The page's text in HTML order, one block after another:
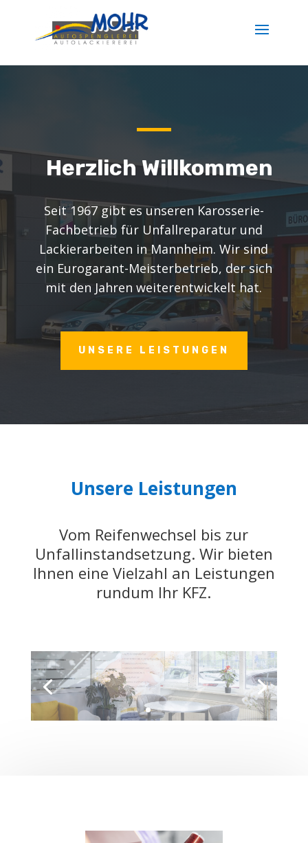
Herzlich Willkommen
Seit 1967 gibt es unseren Karosserie-
Fachbetrieb für Unfallreparatur und
Lackierarbeiten in Mannheim. Wir sind
ein Eurogarant-Meisterbetrieb, der sich
mit den Jahren weiterentwickelt hat.
UNSERE LEISTUNGEN
Unsere Leistungen
Vom Reifenwechsel bis zur
Unfallinstandsetzung. Wir bieten
Ihnen eine Vielzahl an Leistungen
rundum Ihr KFZ.